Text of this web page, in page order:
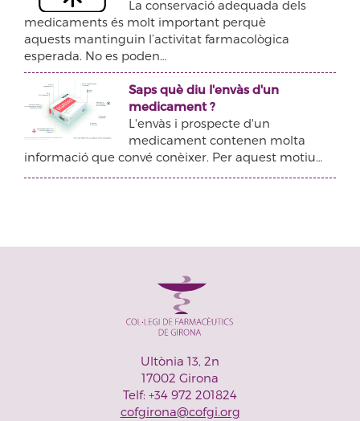
La conservació adequada dels
medicaments és molt important perquè
aquests mantinguin l’activitat farmacològica
esperada. No es poden…
Saps què diu l'envàs d'un
medicament ?
L'envàs i prospecte d'un
medicament contenen molta
informació que convé conèixer. Per aquest motiu…
Ultònia 13, 2n
17002 Girona
Telf: +34 972 201824
cofgirona@cofgi.org